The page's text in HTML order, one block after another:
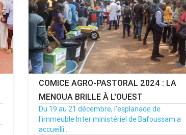
COMICE AGRO-PASTORAL 2024 : LA
MENOUA BRILLE À L'OUEST
Du 19 au 21 décembre, l'esplanade de
l'immeuble Inter ministériel de Bafoussam a
accueilli...